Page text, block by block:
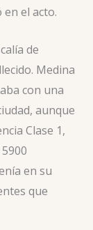
el acto.
de
Medina
con una
aunque
Clase 1,
en su
que